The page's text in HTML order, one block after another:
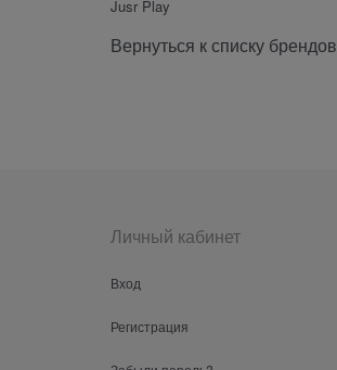
Jusr Play
Вернуться к списку брендов
Личный кабинет
Вход
Регистрация